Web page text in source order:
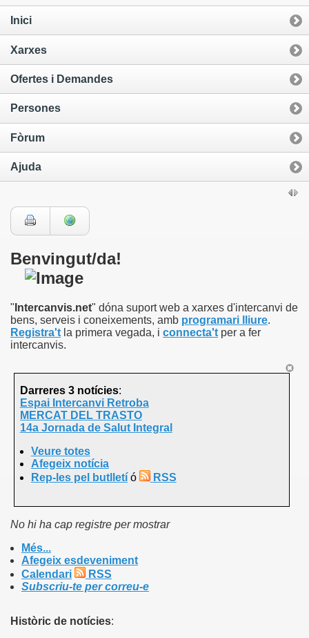
Inici
Xarxes
Ofertes i Demandes
Persones
Fòrum
Ajuda
Benvingut/da!
" Intercanvis.net" dóna suport web a xarxes d'intercanvi de
bens, serveis i coneixements, amb programari lliure.
Registra't la primera vegada, i connecta't per a fer
intercanvis.
Darreres 3 notícies:
Espai Intercanvi Retroba
MERCAT DEL TRASTO
14a Jornada de Salut Integral
Veure totes
Afegeix notícia
Rep-les pel butlletíó RSS
No hi ha cap registre per mostrar
Més...
Afegeix esdeveniment
Calendari
RSS
Subscriu-te per correu-e
Històric de notícies: